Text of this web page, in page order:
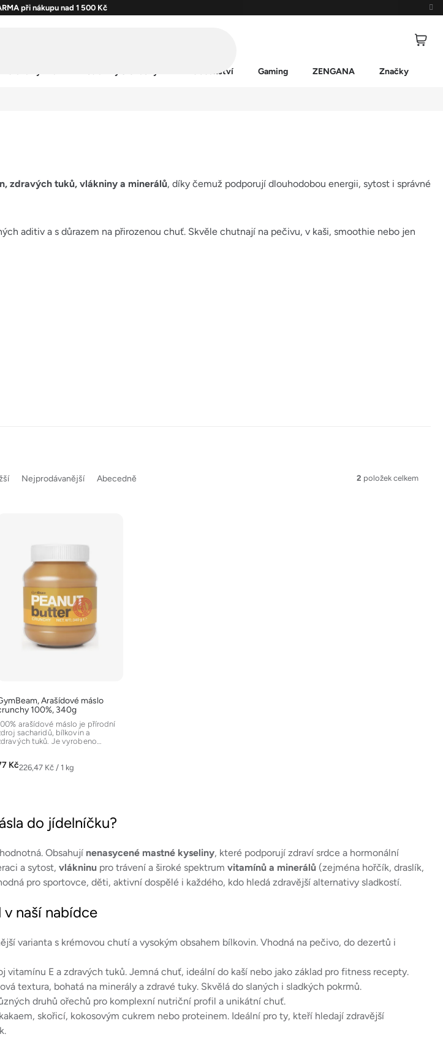
při nákupu nad 1 500 Kč
Příslušenství Gaming ZENGANA Značky
zdravých tuků, vlákniny a minerálů, díky čemuž podporují dlouhodobou energii, sytost i správné
aditiv a s důrazem na přirozenou chuť. Skvěle chutnají na pečivu, v kaši, smoothie nebo jen
Nejprodávanější Abecedně 2 položek celkem
Arašídové máslo
100%, 340g
KčMěrná
226,47 Kč / 1 kg
arašídové máslo je přírodní
sacharidů, bílkovin a
tuků. Je vyrobeno
á
d
a
r
k
y
v
do jídelníčku?
Obsahují nenasycené mastné kyseliny, které podporují zdraví srdce a hormonální
a sytost, vlákninu pro trávení a široké spektrum vitamínů a minerálů (zejména hořčík, draslík,
pro sportovce, děti, aktivní dospělé i každého, kdo hledá zdravější alternativy sladkostí.
naší nabídce
varianta s krémovou chutí a vysokým obsahem bílkovin. Vhodná na pečivo, do dezertů i
vitamínu E a zdravých tuků. Jemná chuť, ideální do kaší nebo jako základ pro fitness recepty.
textura, bohatá na minerály a zdravé tuky. Skvělá do slaných i sladkých pokrmů.
druhů ořechů pro komplexní nutriční profil a unikátní chuť.
skořicí, kokosovým cukrem nebo proteinem. Ideální pro ty, kteří hledají zdravější